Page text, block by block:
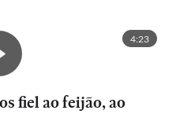
4:23
fiel ao feijão, ao